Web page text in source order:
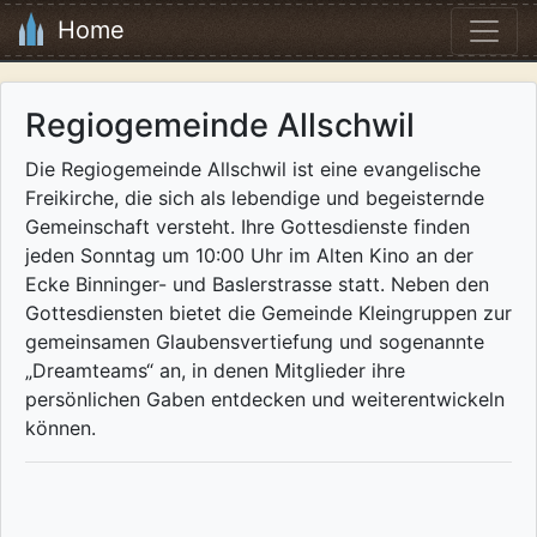
Home
Regiogemeinde Allschwil
Die Regiogemeinde Allschwil ist eine evangelische
Freikirche, die sich als lebendige und begeisternde
Gemeinschaft versteht. Ihre Gottesdienste finden
jeden Sonntag um 10:00 Uhr im Alten Kino an der
Ecke Binninger- und Baslerstrasse statt. Neben den
Gottesdiensten bietet die Gemeinde Kleingruppen zur
gemeinsamen Glaubensvertiefung und sogenannte
„Dreamteams“ an, in denen Mitglieder ihre
persönlichen Gaben entdecken und weiterentwickeln
können. ​